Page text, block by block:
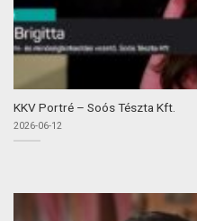
KKV Portré – Soós Tészta Kft.
2026-06-12